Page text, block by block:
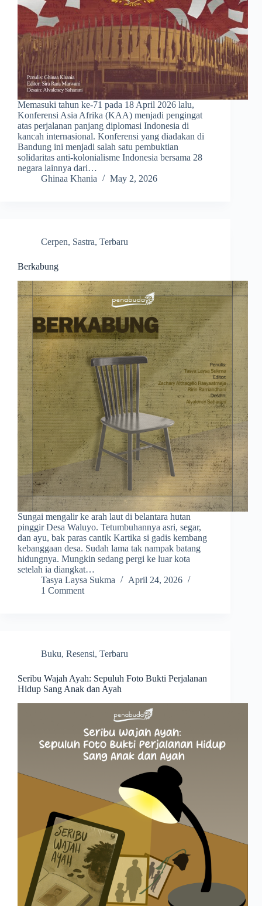
Memasuki tahun ke-71 pada 18 April 2026 lalu,
Konferensi Asia Afrika (KAA) menjadi pengingat
atas perjalanan panjang diplomasi Indonesia di
kancah internasional. Konferensi yang diadakan di
Bandung ini menjadi salah satu pembuktian
solidaritas anti-kolonialisme Indonesia bersama 28
negara lainnya dari…
Ghinaa Khania
May 2, 2026
Cerpen, Sastra, Terbaru
Berkabung
Sungai mengalir ke arah laut di belantara hutan
pinggir Desa Waluyo. Tetumbuhannya asri, segar,
dan ayu, bak paras cantik Kartika si gadis kembang
kebanggaan desa. Sudah lama tak nampak batang
hidungnya. Mungkin sedang pergi ke luar kota
setelah ia diangkat…
Tasya Laysa Sukma
April 24, 2026
1 Comment
Buku, Resensi, Terbaru
Seribu Wajah Ayah: Sepuluh Foto Bukti Perjalanan
Hidup Sang Anak dan Ayah